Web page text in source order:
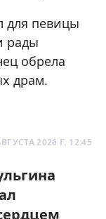
для певицы
рады
обрела
драм.
2026 Г. 12:45